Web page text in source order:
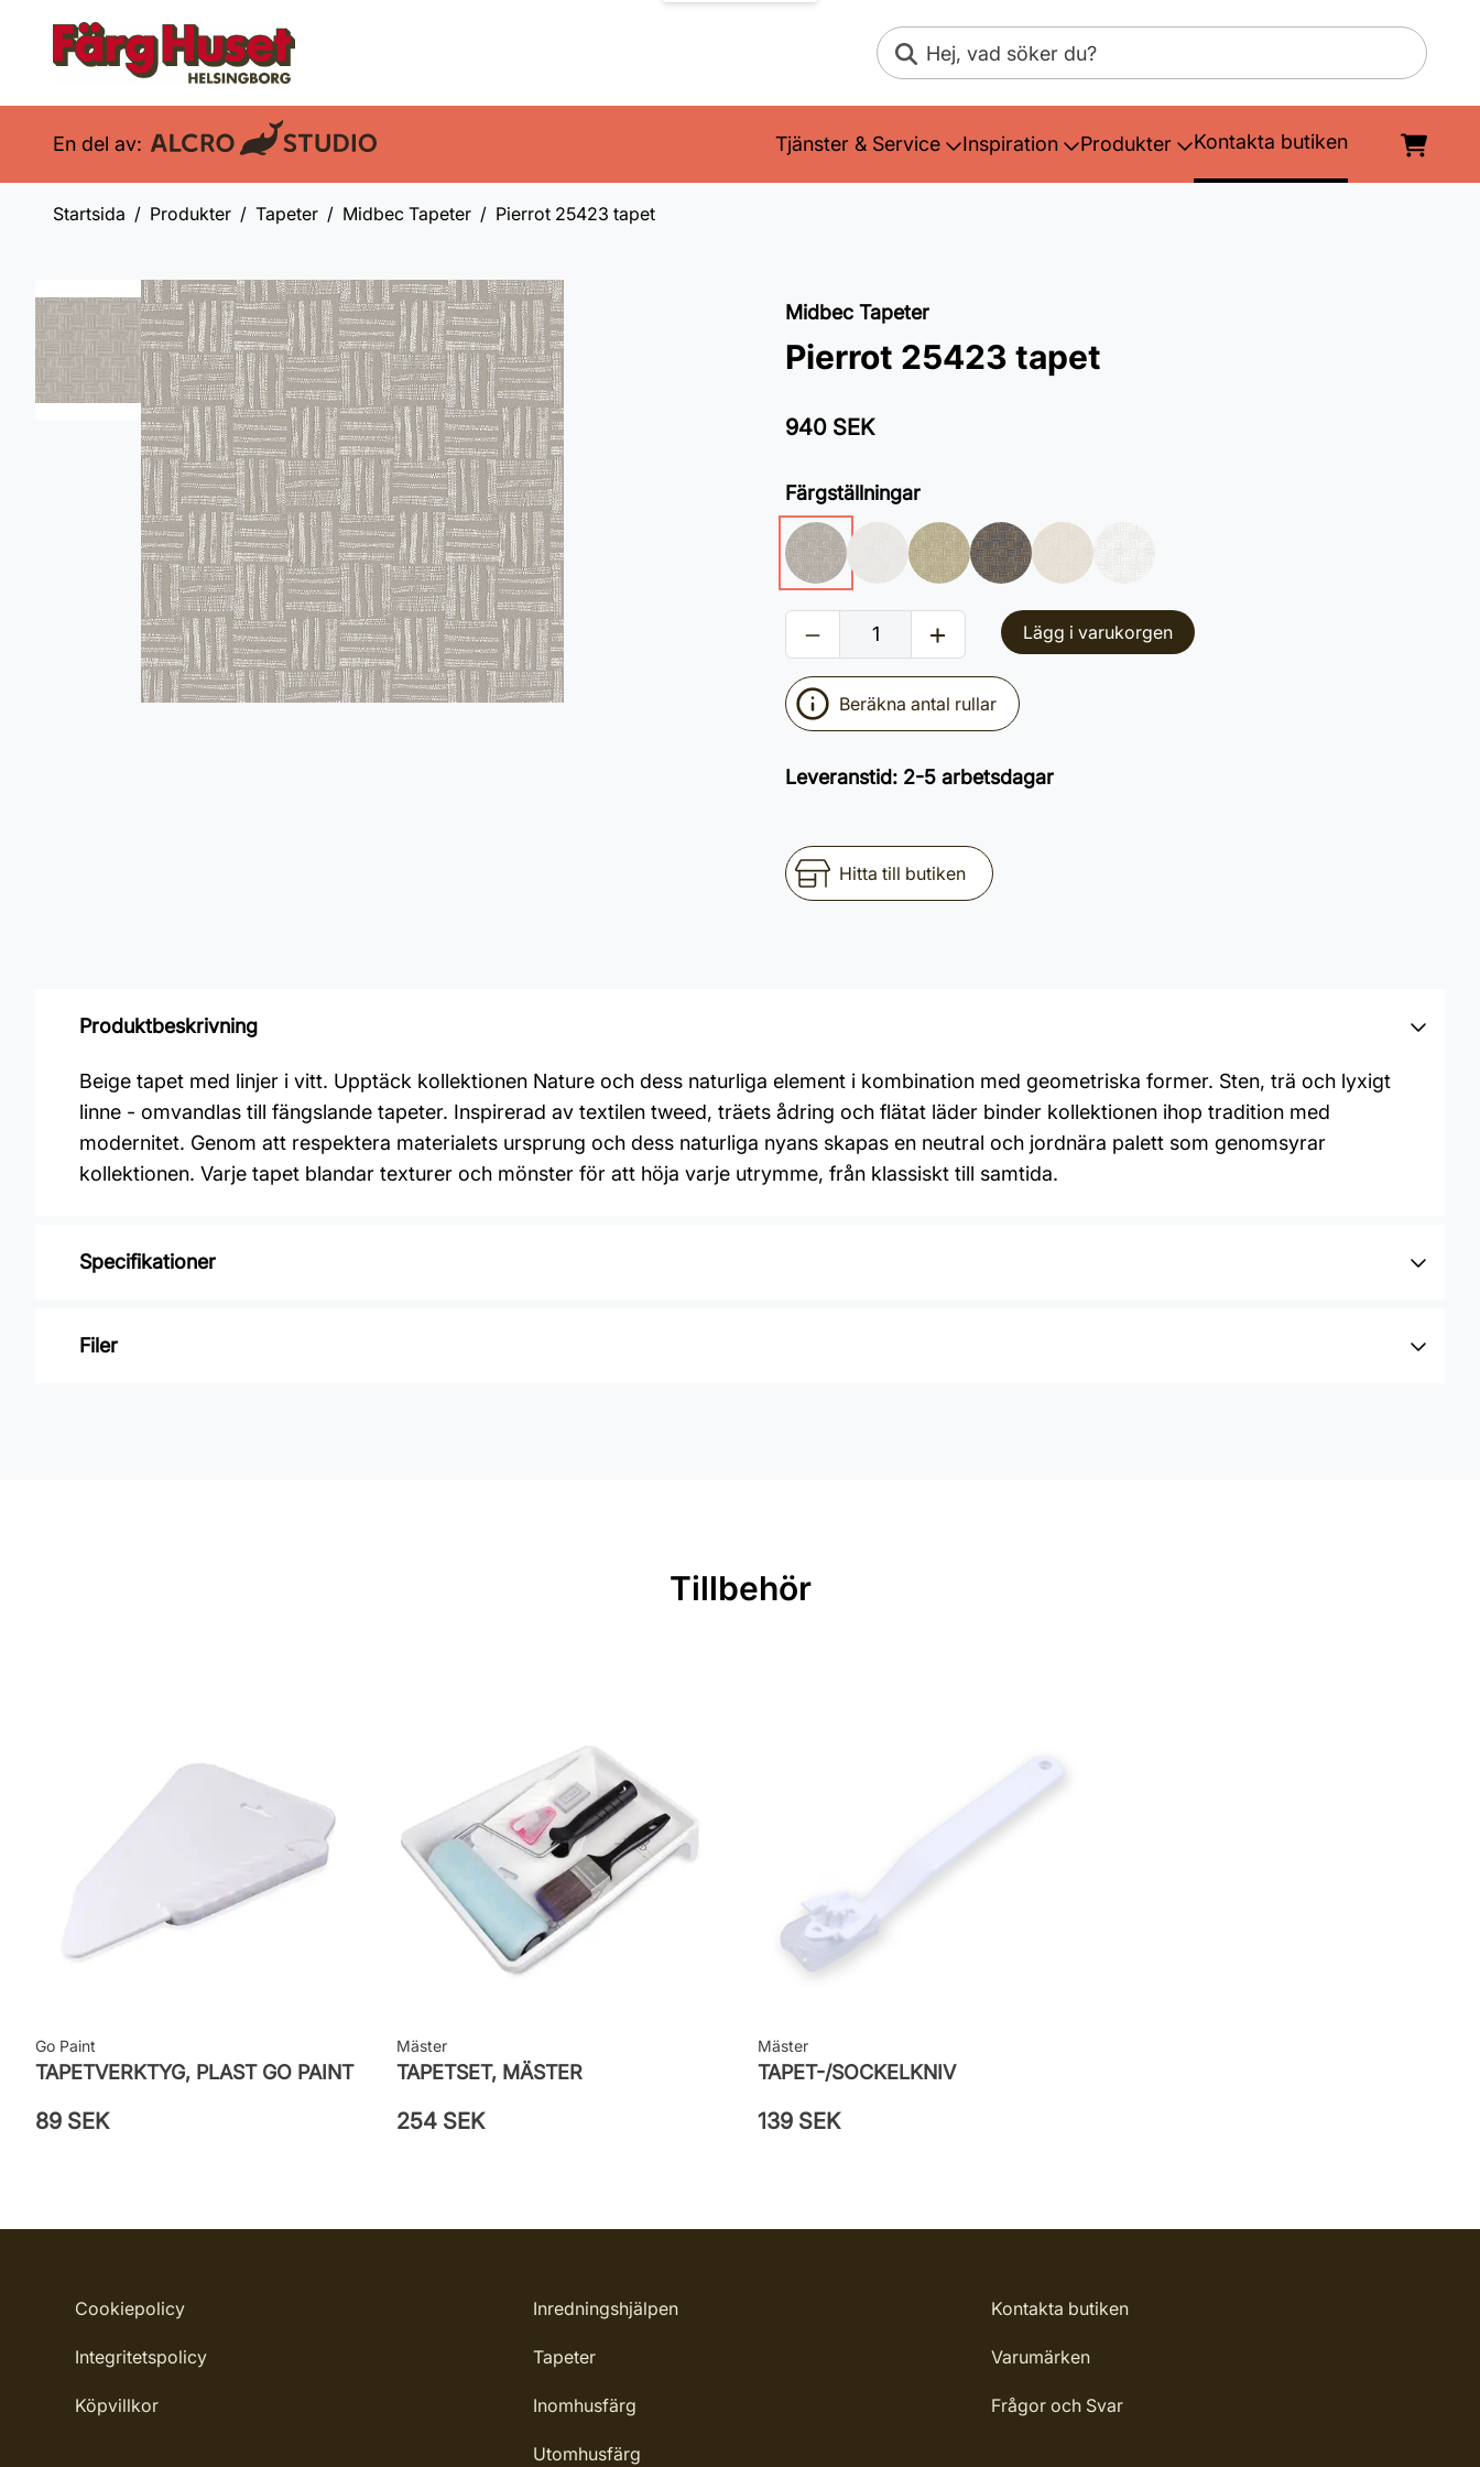
Sök
En del av: Tjänster & Service Inspiration Produkter Kontakta butiken
Startsida Produkter Tapeter Midbec Tapeter Pierrot 25423 tapet
Midbec Tapeter
Pierrot 25423 tapet
940 SEK
Färgställningar
Lägg i varukorgen
Beräkna antal rullar
Leveranstid: 2-5 arbetsdagar
Hitta till butiken
Produktbeskrivning
Beige tapet med linjer i vitt. Upptäck kollektionen Nature och dess naturliga element i kombination med geometriska former. Sten, trä och lyxigt
linne - omvandlas till fängslande tapeter. Inspirerad av textilen tweed, träets ådring och flätat läder binder kollektionen ihop tradition med
modernitet. Genom att respektera materialets ursprung och dess naturliga nyans skapas en neutral och jordnära palett som genomsyrar
kollektionen. Varje tapet blandar texturer och mönster för att höja varje utrymme, från klassiskt till samtida.
Specifikationer
Varumärke: Midbec Tapeter
Filer
Tillbehör
Go Paint
TAPETVERKTYG, PLAST GO PAINT
89 SEK
Mäster
TAPETSET, MÄSTER
254 SEK
Mäster
TAPET-/SOCKELKNIV
139 SEK
Cookiepolicy
Integritetspolicy
Köpvillkor
Inredningshjälpen
Tapeter
Inomhusfärg
Utomhusfärg
Kontakta butiken
Varumärken
Frågor och Svar